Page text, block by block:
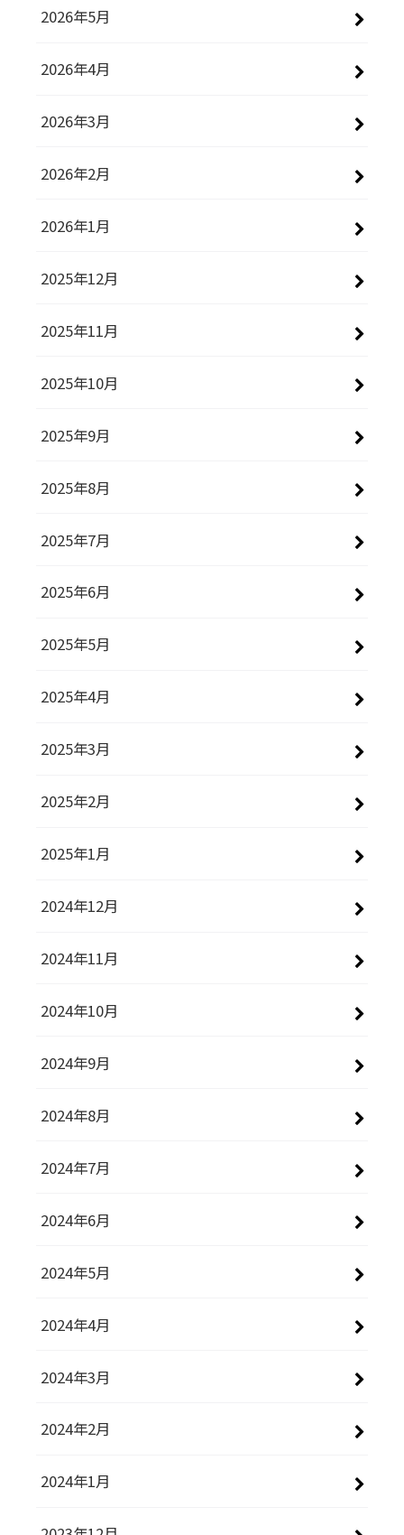
2026年5月
2026年4月
2026年3月
2026年2月
2026年1月
2025年12月
2025年11月
2025年10月
2025年9月
2025年8月
2025年7月
2025年6月
2025年5月
2025年4月
2025年3月
2025年2月
2025年1月
2024年12月
2024年11月
2024年10月
2024年9月
2024年8月
2024年7月
2024年6月
2024年5月
2024年4月
2024年3月
2024年2月
2024年1月